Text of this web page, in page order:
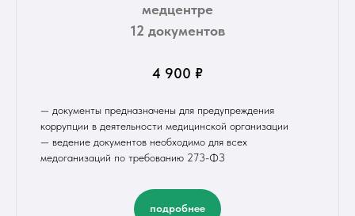
медцентре
12 документов
4 900 ₽
— документы предназначены для предупреждения
коррупции в деятельности медицинской организации
— ведение документов необходимо для всех
медоганизаций по требованию 273-ФЗ
подробнее